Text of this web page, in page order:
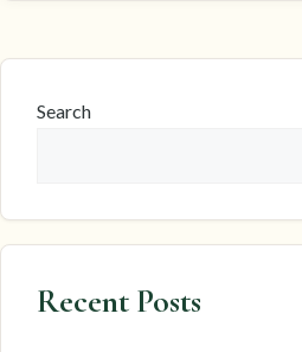
Search
Recent Posts